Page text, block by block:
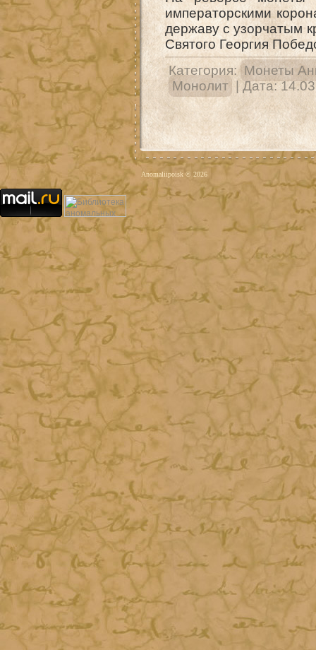
императорскими
державу с узорчатым
Святого Георгия
Категория: Монеты
Монолит
| Дата:
Anomaliipoisk © 2026